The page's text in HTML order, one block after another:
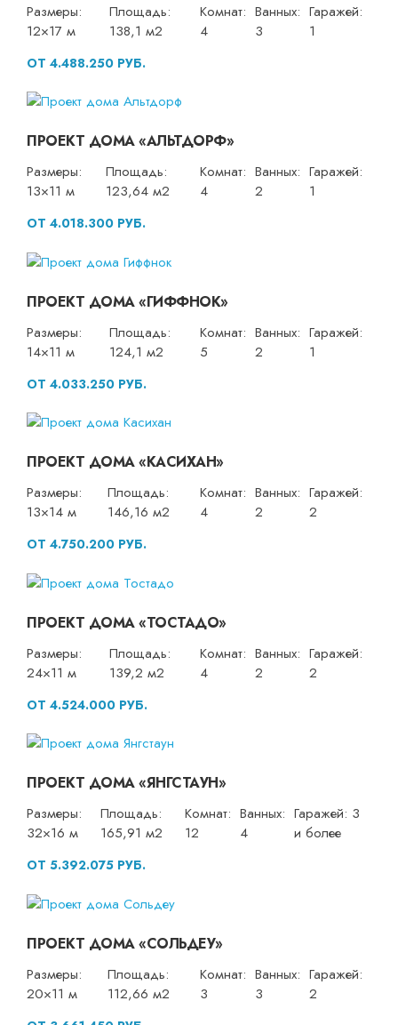
Размеры:
12×17 м
Площадь:
138,1 м2
Комнат:
4
Ванных:
3
Гаражей:
1
ОТ 4.488.250 РУБ.
ПРОЕКТ ДОМА «АЛЬТДОРФ»
Размеры:
13×11 м
Площадь:
123,64 м2
Комнат:
4
Ванных:
2
Гаражей:
1
ОТ 4.018.300 РУБ.
ПРОЕКТ ДОМА «ГИФФНОК»
Размеры:
14×11 м
Площадь:
124,1 м2
Комнат:
5
Ванных:
2
Гаражей:
1
ОТ 4.033.250 РУБ.
ПРОЕКТ ДОМА «КАСИХАН»
Размеры:
13×14 м
Площадь:
146,16 м2
Комнат:
4
Ванных:
2
Гаражей:
2
ОТ 4.750.200 РУБ.
ПРОЕКТ ДОМА «ТОСТАДО»
Размеры:
24×11 м
Площадь:
139,2 м2
Комнат:
4
Ванных:
2
Гаражей:
2
ОТ 4.524.000 РУБ.
ПРОЕКТ ДОМА «ЯНГСТАУН»
Размеры:
32×16 м
Площадь:
165,91 м2
Комнат:
12
Ванных:
4
Гаражей: 3
и более
ОТ 5.392.075 РУБ.
ПРОЕКТ ДОМА «СОЛЬДЕУ»
Размеры:
20×11 м
Площадь:
112,66 м2
Комнат:
3
Ванных:
3
Гаражей:
2